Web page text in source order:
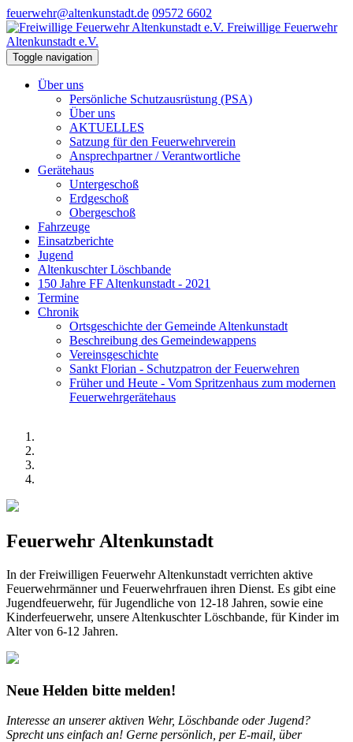
feuerwehr@altenkunstadt.de 09572 6602
Freiwillige Feuerwehr
Altenkunstadt e.V.
Toggle navigation
Über uns
Persönliche Schutzausrüstung (PSA)
Über uns
AKTUELLES
Satzung für den Feuerwehrverein
Ansprechpartner / Verantwortliche
Gerätehaus
Untergeschoß
Erdgeschoß
Obergeschoß
Fahrzeuge
Einsatzberichte
Jugend
Altenkuschter Löschbande
150 Jahre FF Altenkunstadt - 2021
Termine
Chronik
Ortsgeschichte der Gemeinde Altenkunstadt
Beschreibung des Gemeindewappens
Vereinsgeschichte
Sankt Florian - Schutzpatron der Feuerwehren
Früher und Heute - Vom Spritzenhaus zum modernen
Feuerwehrgerätehaus
Feuerwehr Altenkunstadt
In der Freiwilligen Feuerwehr Altenkunstadt verrichten aktive
Feuerwehrmänner und Feuerwehrfrauen ihren Dienst. Es gibt eine
Jugendfeuerwehr, für Jugendliche von 12-18 Jahren, sowie eine
Kinderfeuerwehr, unsere Altenkuschter Löschbande, für Kinder im
Alter von 6-12 Jahren.
Neue Helden bitte melden!
Interesse an unserer aktiven Wehr, Löschbande oder Jugend?
Sprecht uns einfach an! Gerne persönlich, per E-mail, über